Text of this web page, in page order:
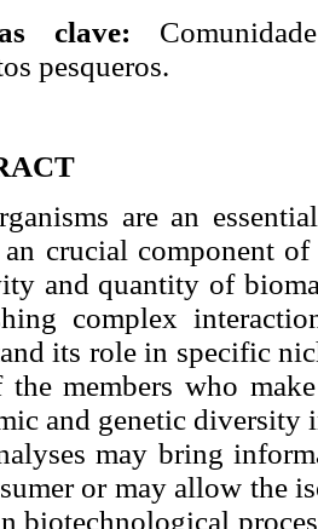
clave:
pesqueros.
are an
crucial component
and quantity of
complex
its role in specific
the members who
and genetic diversity
may bring
or may allow the
biotechnological